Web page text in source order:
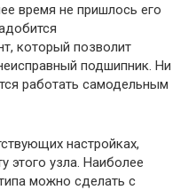
время не пришлось его
который позволит
подшипник. Ни
работать самодельным
настройках,
этого узла. Наиболее
можно сделать с